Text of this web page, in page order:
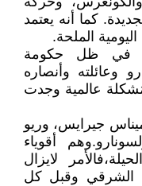
كما أنه يعتمد
الملحة.
في ظل حكومة
وعائلته وأنصاره
مُشكلة عالمية وجدت
جيرايس، وريو
أقوياء
لايزال
الشرقي وقبل كل